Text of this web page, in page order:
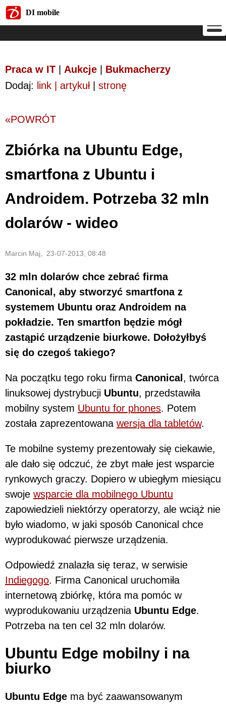
DI mobile
Praca w IT Aukcje
Bukmacherzy
Dodaj: link | artykuł| stronę
«POWRÓT
Zbiórka na Ubuntu Edge,
smartfona z Ubuntu i
Androidem. Potrzeba 32 mln
dolarów - wideo
Marcin Maj, 23-07-2013, 08:48
32 mln dolarów chce zebrać firma
Canonical, aby stworzyć smartfona z
systemem Ubuntu oraz Androidem na
pokładzie. Ten smartfon będzie mógł
zastąpić urządzenie biurkowe. Dołożyłbyś
się do czegoś takiego?
Na początku tego roku firma Canonical , twórca
linuksowej dystrybucji Ubuntu, przedstawiła
mobilny system Ubuntu for phones. Potem
została zaprezentowana wersja dla tabletów.
Te mobilne systemy prezentowały się ciekawie,
ale dało się odczuć, że zbyt małe jest wsparcie
rynkowych graczy. Dopiero w ubiegłym miesiącu
swoje wsparcie dla mobilnego Ubuntu
zapowiedzieli niektórzy operatorzy, ale wciąż nie
było wiadomo, w jaki sposób Canonical chce
wyprodukować pierwsze urządzenia.
Odpowiedź znalazła się teraz, w serwisie
Indiegogo. Firma Canonical uruchomiła
internetową zbiórkę, która ma pomóc w
wyprodukowaniu urządzenia Ubuntu Edge.
Potrzeba na ten cel 32 mln dolarów.
Ubuntu Edge mobilny i na
biurko
Ubuntu Edge ma być zaawansowanym
DI mobile